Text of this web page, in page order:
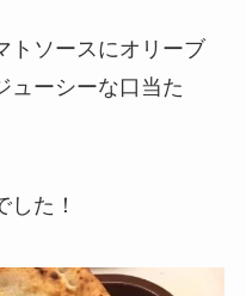
トソースにオリーブ
ューシーな口当た
た！